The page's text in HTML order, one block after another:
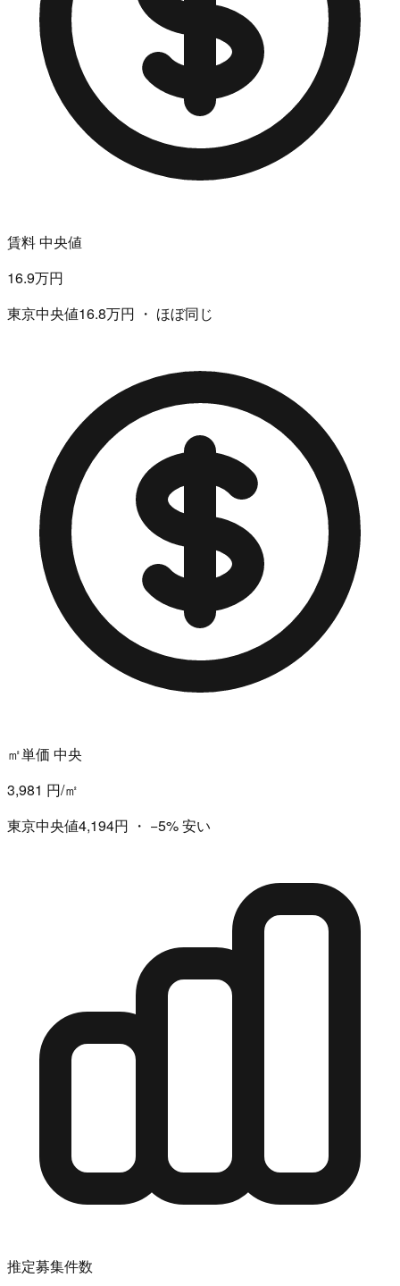
賃料 中央値
16.9万円
東京中央値16.8万円 ・ ほぼ同じ
㎡単価 中央
3,981 円/㎡
東京中央値4,194円 ・ −5%安い
推定募集件数